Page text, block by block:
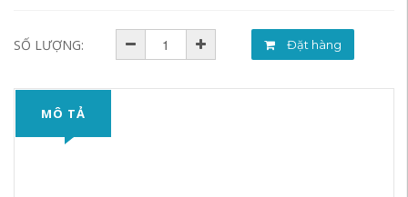
SỐ LƯỢNG: Đặt hàng
MÔ TẢ